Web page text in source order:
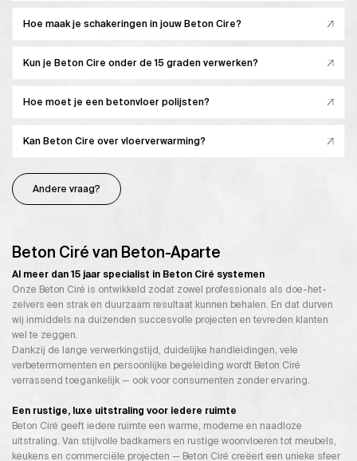
Hoe maak je schakeringen in jouw Beton Cire?
Kun je Beton Cire onder de 15 graden verwerken?
Hoe moet je een betonvloer polijsten?
Kan Beton Cire over vloerverwarming?
Andere vraag?
Beton Ciré van Beton-Aparte
Al meer dan 15 jaar specialist in Beton Ciré systemen
Onze Beton Ciré is ontwikkeld zodat zowel professionals als doe-het-
zelvers een strak en duurzaam resultaat kunnen behalen. En dat durven
wij inmiddels na duizenden succesvolle projecten en tevreden klanten
wel te zeggen.
Dankzij de lange verwerkingstijd, duidelijke handleidingen, vele
verbetermomenten en persoonlijke begeleiding wordt Beton Ciré
verrassend toegankelijk — ook voor consumenten zonder ervaring.
Een rustige, luxe uitstraling voor iedere ruimte
Beton Ciré geeft iedere ruimte een warme, moderne en naadloze
uitstraling. Van stijlvolle badkamers en rustige woonvloeren tot meubels,
keukens en commerciële projecten — Beton Ciré creëert een unieke sfeer